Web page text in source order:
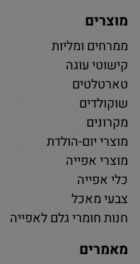
מוצרים
ממרחים ומליות
קישוטי עוגה
טארטלטים
שוקולדים
מקרונים
מוצרי יום-הולדת
מוצרי אפייה
כלי אפייה
צבעי מאכל
חנות חומרי גלם לאפייה
מאמרים